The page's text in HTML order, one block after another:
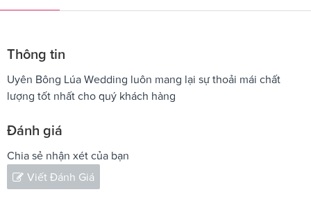
Thông tin
Uyên Bông Lúa Wedding luôn mang lại sự thoải mái chất
lượng tốt nhất cho quý khách hàng
Đánh giá
Chia sẻ nhận xét của bạn
Viết Đánh Giá